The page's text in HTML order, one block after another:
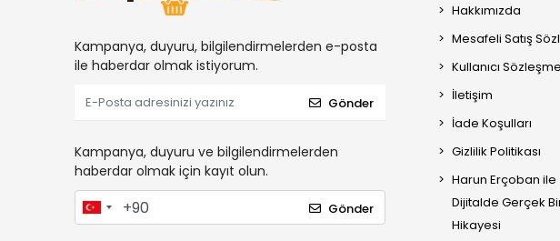
Kampanya, duyuru, bilgilendirmelerden e-posta
ile haberdar olmak istiyorum.
Gönder
Kampanya, duyuru ve bilgilendirmelerden
haberdar olmak için kayıt olun.
Gönder
Hakkımızda
Mesafeli Satış
Kullanıcı
İletişim
İade Koşulları
Gizlilik Politikası
Harun Erçoban ile
Dijitalde Gerçek
Hikayesi